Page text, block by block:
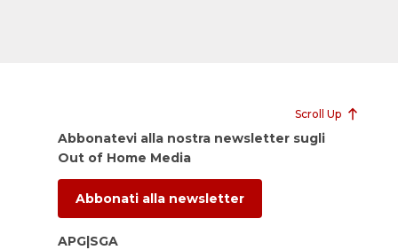
Scroll Up
Abbonatevi alla nostra newsletter sugli
Out of Home Media
Abbonati alla newsletter
APG|SGA